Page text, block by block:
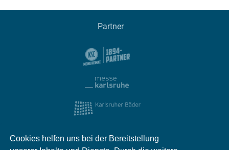
Cookies helfen uns bei der Bereitstellung
Partner